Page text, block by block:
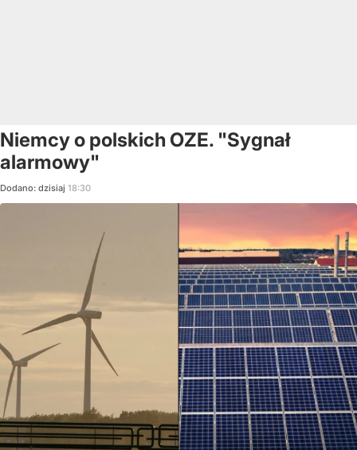
Niemcy o polskich OZE. "Sygnał
alarmowy"
Dodano: dzisiaj 18:30